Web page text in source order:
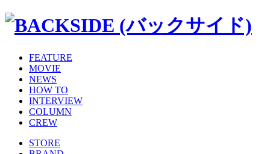
FEATURE
MOVIE
NEWS
HOW TO
INTERVIEW
COLUMN
CREW
STORE